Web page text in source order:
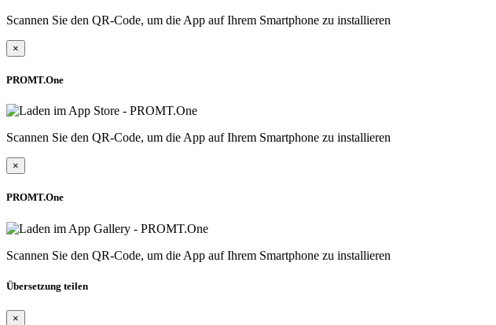
Scannen Sie den QR-Code, um die App auf Ihrem Smartphone zu installieren
×
PROMT.One
Scannen Sie den QR-Code, um die App auf Ihrem Smartphone zu installieren
×
PROMT.One
Scannen Sie den QR-Code, um die App auf Ihrem Smartphone zu installieren
Übersetzung teilen
×